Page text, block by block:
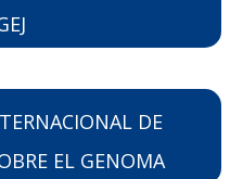
DE
EL GENOMA